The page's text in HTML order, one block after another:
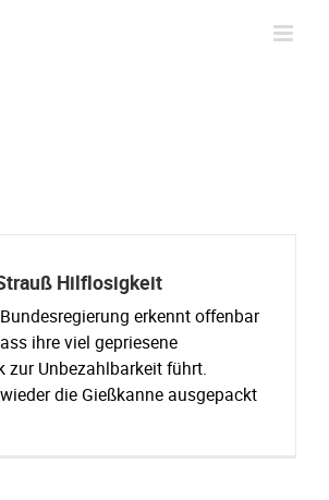
Hilflosigkeit
erkennt offenbar
ihre viel gepriesene
zur Unbezahlbarkeit führt.
die Gießkanne ausgepackt